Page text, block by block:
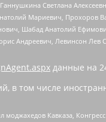
Светлана
Мариевич, Прохоров
Шабад Анатолий
Андреевич, Левинсон
данные на
в том числе
Кавказа,